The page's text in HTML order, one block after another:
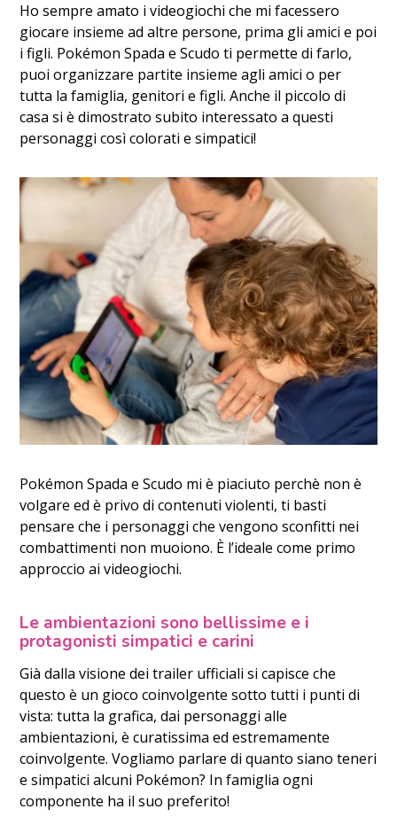
Ho sempre amato i videogiochi che mi facessero
giocare insieme ad altre persone, prima gli amici e poi
i figli. Pokémon Spada e Scudo ti permette di farlo,
puoi organizzare partite insieme agli amici o per
tutta la famiglia, genitori e figli. Anche il piccolo di
casa si è dimostrato subito interessato a questi
personaggi così colorati e simpatici!
Pokémon Spada e Scudo mi è piaciuto perchè non è
volgare ed è privo di contenuti violenti, ti basti
pensare che i personaggi che vengono sconfitti nei
combattimenti non muoiono. È l’ideale come primo
approccio ai videogiochi.
Le ambientazioni sono bellissime e i
protagonisti simpatici e carini
Già dalla visione dei trailer ufficiali si capisce che
questo è un gioco coinvolgente sotto tutti i punti di
vista: tutta la grafica, dai personaggi alle
ambientazioni, è curatissima ed estremamente
coinvolgente. Vogliamo parlare di quanto siano teneri
e simpatici alcuni Pokémon? In famiglia ogni
componente ha il suo preferito!